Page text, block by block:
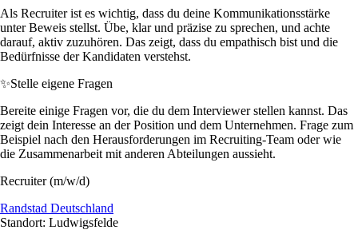
Als Recruiter ist es wichtig, dass du deine Kommunikationsstärke
unter Beweis stellst. Übe, klar und präzise zu sprechen, und achte
darauf, aktiv zuzuhören. Das zeigt, dass du empathisch bist und die
Bedürfnisse der Kandidaten verstehst.
✨Stelle eigene Fragen
Bereite einige Fragen vor, die du dem Interviewer stellen kannst. Das
zeigt dein Interesse an der Position und dem Unternehmen. Frage zum
Beispiel nach den Herausforderungen im Recruiting-Team oder wie
die Zusammenarbeit mit anderen Abteilungen aussieht.
Recruiter (m/w/d)
Randstad Deutschland
Standort: Ludwigsfelde